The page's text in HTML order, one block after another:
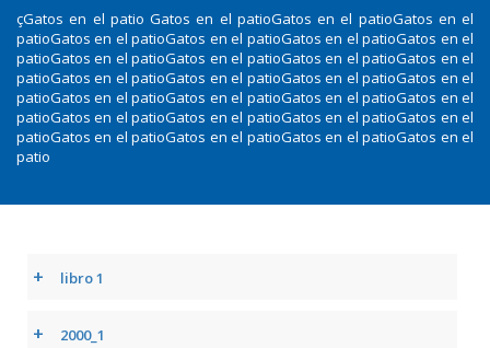
çGatos en el patio Gatos en el patioGatos en el patioGatos en el
patioGatos en el patioGatos en el patioGatos en el patioGatos en el
patioGatos en el patioGatos en el patioGatos en el patioGatos en el
patioGatos en el patioGatos en el patioGatos en el patioGatos en el
patioGatos en el patioGatos en el patioGatos en el patioGatos en el
patioGatos en el patioGatos en el patioGatos en el patioGatos en el
patioGatos en el patioGatos en el patioGatos en el patioGatos en el
patio
+ libro 1
+ 2000_1